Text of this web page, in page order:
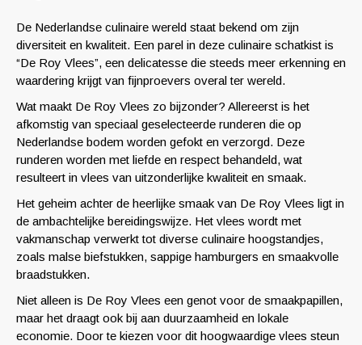
De Nederlandse culinaire wereld staat bekend om zijn
diversiteit en kwaliteit. Een parel in deze culinaire schatkist is
“De Roy Vlees”, een delicatesse die steeds meer erkenning en
waardering krijgt van fijnproevers overal ter wereld.
Wat maakt De Roy Vlees zo bijzonder? Allereerst is het
afkomstig van speciaal geselecteerde runderen die op
Nederlandse bodem worden gefokt en verzorgd. Deze
runderen worden met liefde en respect behandeld, wat
resulteert in vlees van uitzonderlijke kwaliteit en smaak.
Het geheim achter de heerlijke smaak van De Roy Vlees ligt in
de ambachtelijke bereidingswijze. Het vlees wordt met
vakmanschap verwerkt tot diverse culinaire hoogstandjes,
zoals malse biefstukken, sappige hamburgers en smaakvolle
braadstukken.
Niet alleen is De Roy Vlees een genot voor de smaakpapillen,
maar het draagt ook bij aan duurzaamheid en lokale
economie. Door te kiezen voor dit hoogwaardige vlees steun